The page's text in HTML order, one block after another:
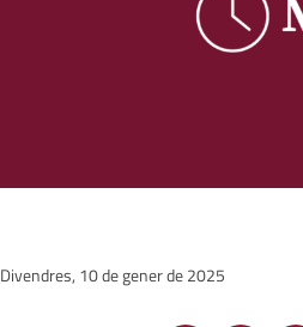
Divendres, 10 de gener de 2025